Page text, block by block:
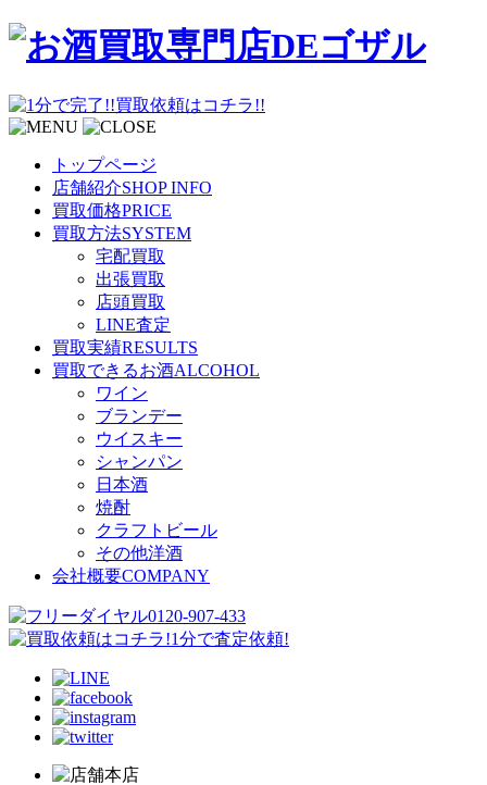
トップページ
店舗紹介SHOP INFO
買取価格PRICE
買取方法SYSTEM
宅配買取
出張買取
店頭買取
LINE査定
買取実績RESULTS
買取できるお酒ALCOHOL
ワイン
ブランデー
ウイスキー
シャンパン
日本酒
焼酎
クラフトビール
その他洋酒
会社概要COMPANY
本店